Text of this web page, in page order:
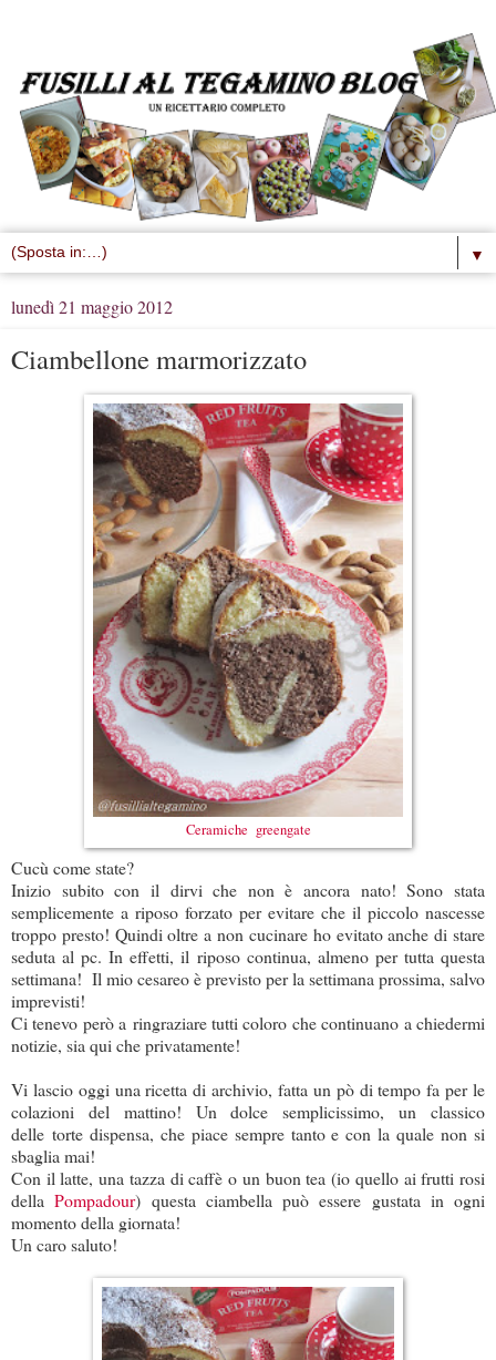
▼
lunedì 21 maggio 2012
Ciambellone marmorizzato
Ceramiche greengate
Cucù come state?
Inizio subito con il dirvi che non è ancora nato! Sono stata
semplicemente a riposo forzato per evitare che il piccolo nascesse
troppo presto! Quindi oltre a non cucinare ho evitato anche di stare
seduta al pc. In effetti, il riposo continua, almeno per tutta questa
settimana! Il mio cesareo è previsto per la settimana prossima, salvo
imprevisti!
Ci tenevo però a ringraziare tutti coloro che continuano a chiedermi
notizie, sia qui che privatamente!
Vi lascio oggi una ricetta di archivio, fatta un pò di tempo fa per le
colazioni del mattino! Un dolce semplicissimo, un classico
delle torte dispensa, che piace sempre tanto e con la quale non si
sbaglia mai!
Con il latte, una tazza di caffè o un buon tea (io quello ai frutti rosi
dellaPompadour) questa ciambella può essere gustata in ogni
momento della giornata!
Un caro saluto!